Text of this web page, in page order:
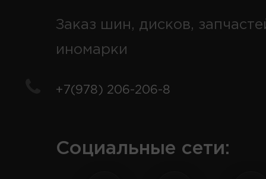
Заказ шин, дисков,
иномарки
+7(978) 206-206-8
Социальные сети: